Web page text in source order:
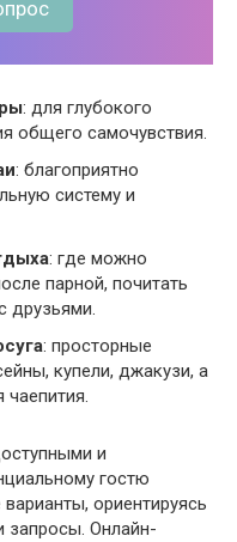
: для глубокого
общего самочувствия.
: благоприятно
систему и
: где можно
парной, почитать
друзьями.
: просторные
купели, джакузи, а
и
гостю
ориентируясь
запросы. Онлайн-